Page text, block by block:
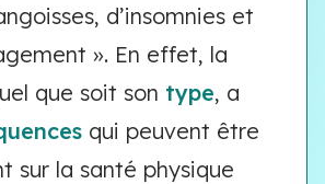
d’insomnies et
». En effet, la
que soit son type, a
qui peuvent être
sur la santé physique